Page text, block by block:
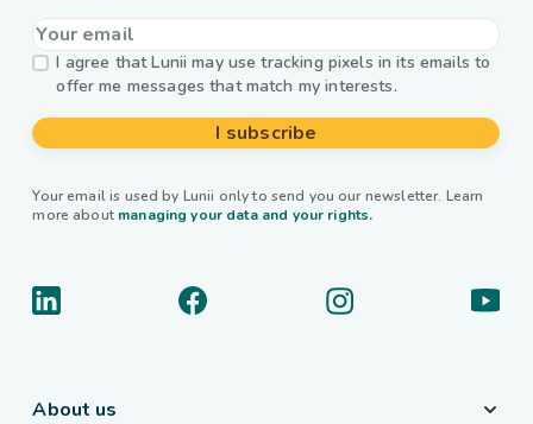
I agree that Lunii may use tracking pixels in its emails to
offer me messages that match my interests.
I subscribe
Your email is used by Lunii only to send you our newsletter. Learn
more about managing your data and your rights.
About us